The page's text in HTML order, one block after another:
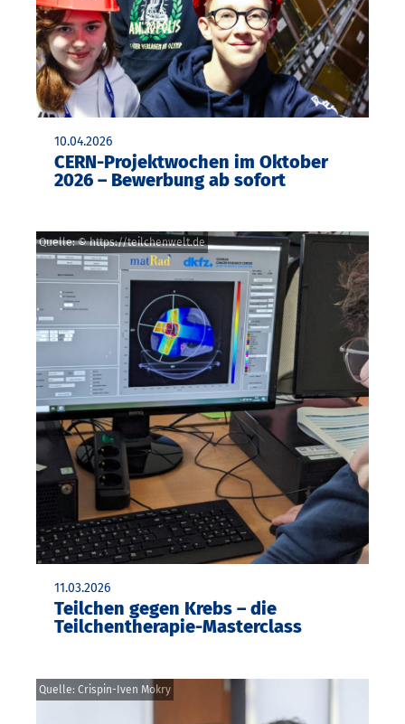
10.04.2026
CERN-Projektwochen im Oktober
2026 – Bewerbung ab sofort
Quelle: © https://teilchenwelt.de
11.03.2026
Teilchen gegen Krebs – die
Teilchentherapie-Masterclass
Quelle: Crispin-Iven Mokry